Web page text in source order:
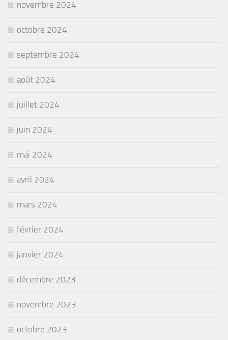
novembre 2024
octobre 2024
septembre 2024
août 2024
juillet 2024
juin 2024
mai 2024
avril 2024
mars 2024
février 2024
janvier 2024
décembre 2023
novembre 2023
octobre 2023